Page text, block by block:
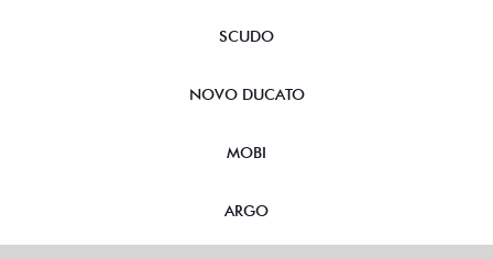
SCUDO
NOVO DUCATO
MOBI
ARGO